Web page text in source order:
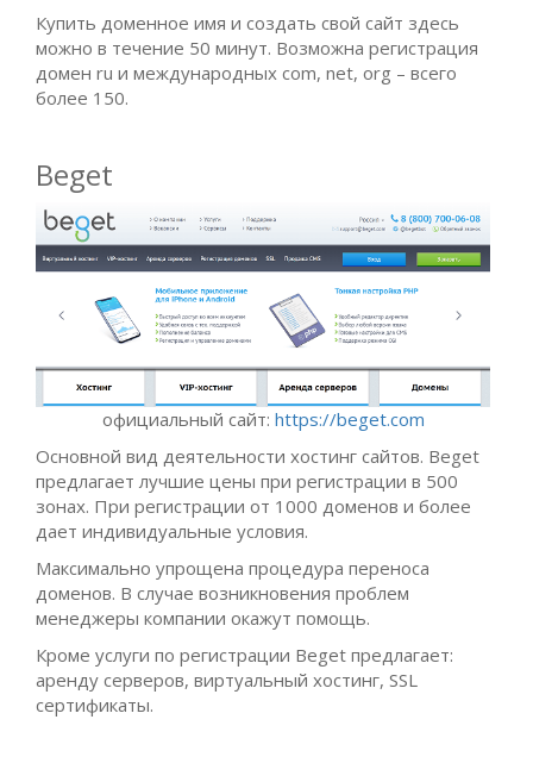
Купить доменное имя и создать свой сайт здесь
можно в течение 50 минут. Возможна регистрация
домен ru и международных com, net, org – всего
более 150.
Beget
официальный сайт: https://beget.com
Основной вид деятельности хостинг сайтов. Beget
предлагает лучшие цены при регистрации в 500
зонах. При регистрации от 1000 доменов и более
дает индивидуальные условия.
Максимально упрощена процедура переноса
доменов. В случае возникновения проблем
менеджеры компании окажут помощь.
Кроме услуги по регистрации Beget предлагает:
аренду серверов, виртуальный хостинг, SSL
сертификаты.